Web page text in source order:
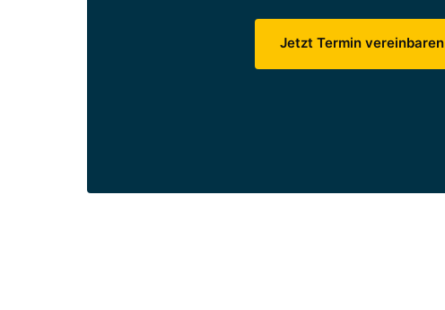
Jetzt Termin vereinbaren